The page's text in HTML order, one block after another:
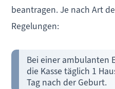
beantragen. Je nach Art
Regelungen:
Bei einer ambulanten
die Kasse täglich 1
Tag nach der Geburt.